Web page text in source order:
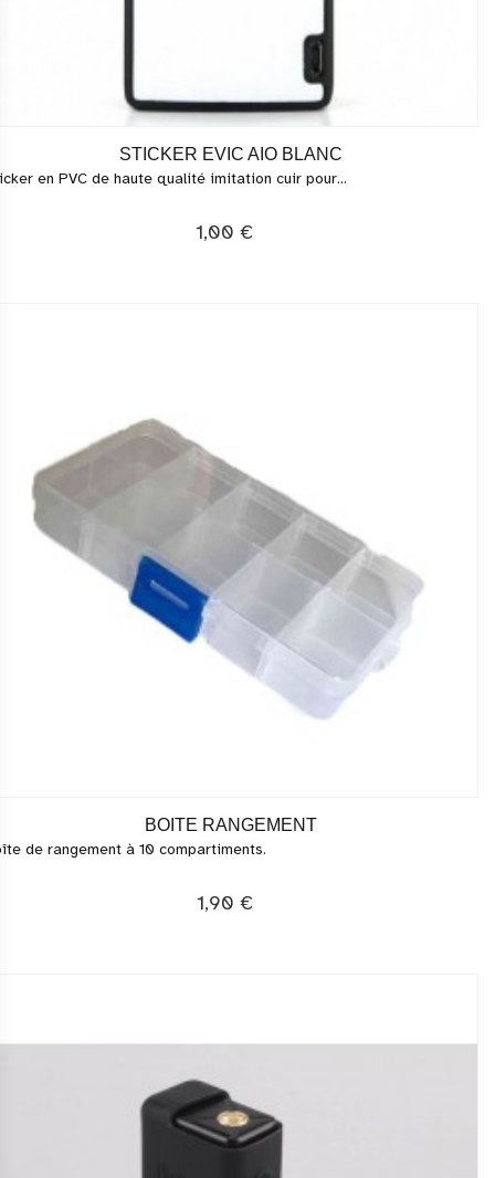
STICKER EVIC AIO BLANC
en PVC de haute qualité imitation cuir pour...
1,00 €
BOITE RANGEMENT
de rangement à 10 compartiments.
1,90 €